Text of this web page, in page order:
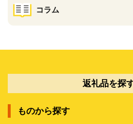
コラム
返礼品を探
ものから探す